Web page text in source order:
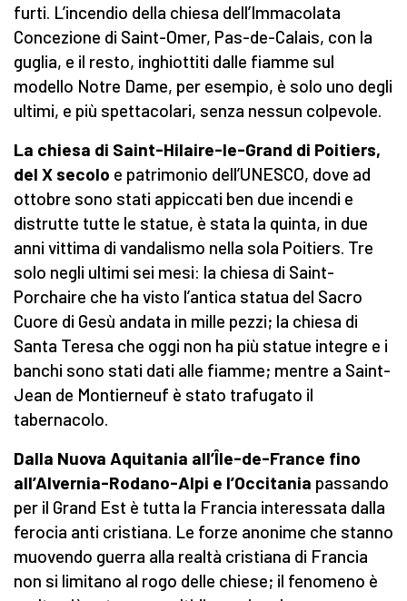
furti. L’incendio della chiesa dell’Immacolata
Concezione di Saint-Omer, Pas-de-Calais, con la
guglia, e il resto, inghiottiti dalle fiamme sul
modello Notre Dame, per esempio, è solo uno degli
ultimi, e più spettacolari, senza nessun colpevole.
La chiesa di Saint-Hilaire-le-Grand di Poitiers,
del X secolo e patrimonio dell’UNESCO, dove ad
ottobre sono stati appiccati ben due incendi e
distrutte tutte le statue, è stata la quinta, in due
anni vittima di vandalismo nella sola Poitiers. Tre
solo negli ultimi sei mesi: la chiesa di Saint-
Porchaire che ha visto l’antica statua del Sacro
Cuore di Gesù andata in mille pezzi; la chiesa di
Santa Teresa che oggi non ha più statue integre e i
banchi sono stati dati alle fiamme; mentre a Saint-
Jean de Montierneuf è stato trafugato il
tabernacolo.
Dalla Nuova Aquitania all’Île-de-France fino
all’Alvernia-Rodano-Alpi e l’Occitania passando
per il Grand Est è tutta la Francia interessata dalla
ferocia anti cristiana. Le forze anonime che stanno
muovendo guerra alla realtà cristiana di Francia
non si limitano al rogo delle chiese; il fenomeno è